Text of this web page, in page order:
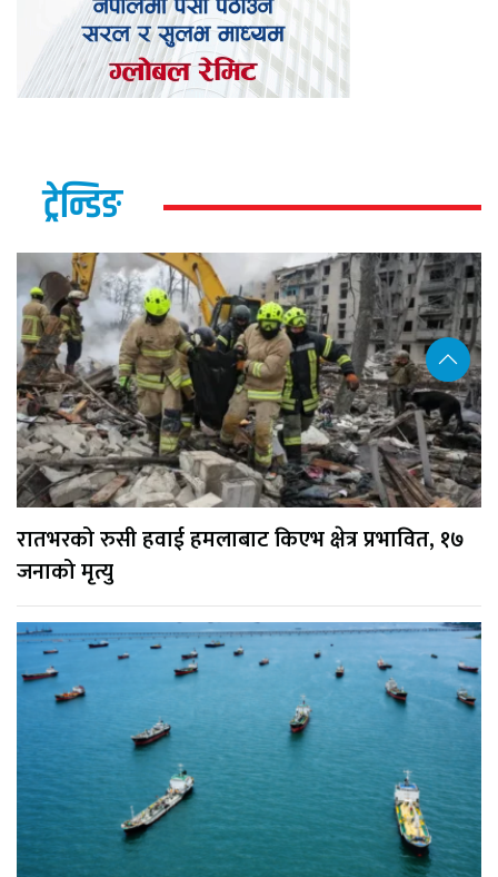
ट्रेन्डिङ
रातभरको रुसी हवाई हमलाबाट किएभ क्षेत्र प्रभावित, १७
जनाको मृत्यु